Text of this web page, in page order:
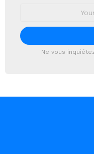
Ne vous